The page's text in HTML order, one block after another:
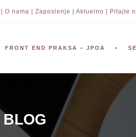
O nama | Zaposlenje | Aktuelno | Pitajte
FRONT END PRAKSA – JPOA
BLOG